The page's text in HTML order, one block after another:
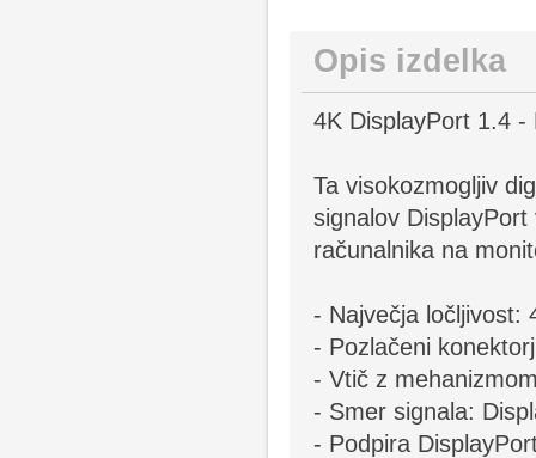
Opis izdelka
4K DisplayPort 1.4
Ta visokozmogljiv
signalov
računalnika na
- Največja ločljivost:
- Pozlačeni
- Vtič z
- Smer signala:
- Podpira